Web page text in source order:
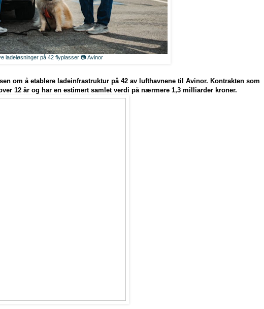
ladeløsninger på 42 flyplasser 📷 Avinor
om å etablere ladeinfrastruktur på 42 av lufthavnene til Avinor. Kontrakten som
12 år og har en estimert samlet verdi på nærmere 1,3 milliarder kroner.